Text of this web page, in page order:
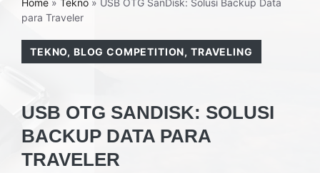
Home » Tekno » USB OTG SanDisk: Solusi Backup Data
para Traveler
TEKNO, BLOG COMPETITION,TRAVELING
USB OTG SANDISK: SOLUSI
BACKUP DATA PARA
TRAVELER